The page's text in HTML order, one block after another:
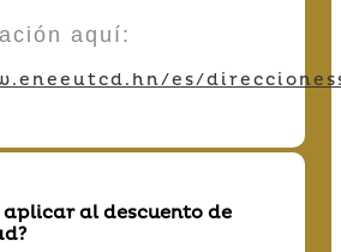
aquí:
es/
aplicar al descuento de